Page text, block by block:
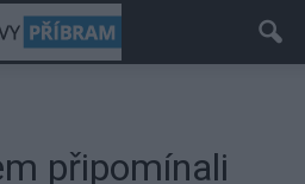
připomínali